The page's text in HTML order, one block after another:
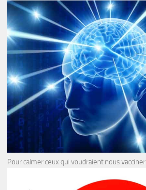
Pour calmer ceux qui voudraient nous vacciner